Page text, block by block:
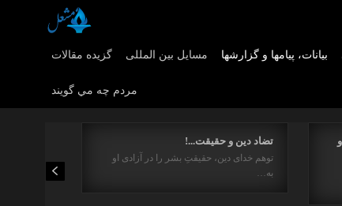
گزیده مقالات مسایل بین المللی بیانات، پیامها و گزارشها
مردم چه مي گويند
تضاد دین و حقیقت...!
توهم خدای دین، حقیقتِ بشر را در آزادی او
به…